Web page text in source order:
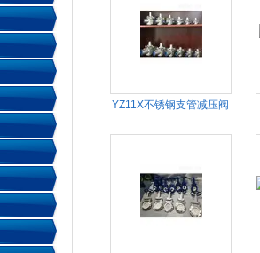
YZ11X不锈钢支管减压阀